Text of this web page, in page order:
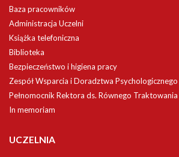
Baza pracowników
Administracja Uczelni
Książka telefoniczna
Biblioteka
Bezpieczeństwo i higiena pracy
Zespół Wsparcia i Doradztwa Psychologicznego
Pełnomocnik Rektora ds. Równego Traktowania
In memoriam
UCZELNIA